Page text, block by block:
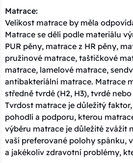
Matrace:
Velikost matrace by měla
Matrace se dělí podle materiálu
PUR pěny, matrace z HR pěny,
pružinové matrace, taštičkové
matrace, lamelové matrace,
antibakteriální matrace. Matrace
středně tvrdé (H2, H3), tvrdé
Tvrdost matrace je důležitý
pohodlí a podporu, kterou
výběru matrace je důležité zvážit
vaší preferované polohy spánku,
a jakékoliv zdravotní problémy,